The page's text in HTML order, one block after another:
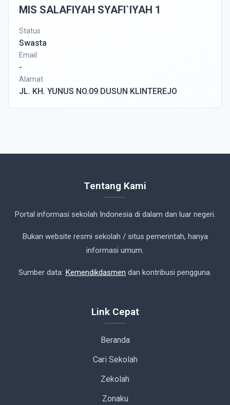
MIS SALAFIYAH SYAFI`IYAH 1
Status
Swasta
Email
-
Alamat
JL. KH. YUNUS NO.09 DUSUN KLINTEREJO
Tentang Kami
Portal informasi sekolah Indonesia di dalam dan luar negeri.
Bukan website resmi sekolah / situs pemerintah, hanya
informasi umum.
Sumber data: Kemendikdasmen dan kontribusi pengguna.
Link Cepat
Beranda
Cari Sekolah
Zekolah
Zonaku